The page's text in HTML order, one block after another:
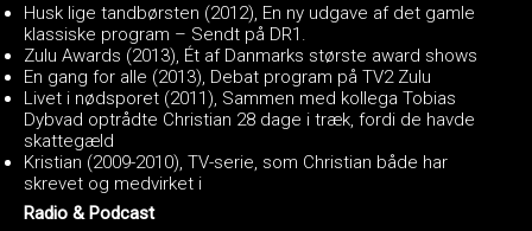
Husk lige tandbørsten (2012), En ny udgave af det gamle
klassiske program – Sendt på DR1.
Zulu Awards (2013), Ét af Danmarks største award shows
En gang for alle (2013), Debat program på TV2 Zulu
Livet i nødsporet (2011), Sammen med kollega Tobias
Dybvad optrådte Christian 28 dage i træk, fordi de havde
skattegæld
Kristian (2009-2010), TV-serie, som Christian både har
skrevet og medvirket i
Radio & Podcast